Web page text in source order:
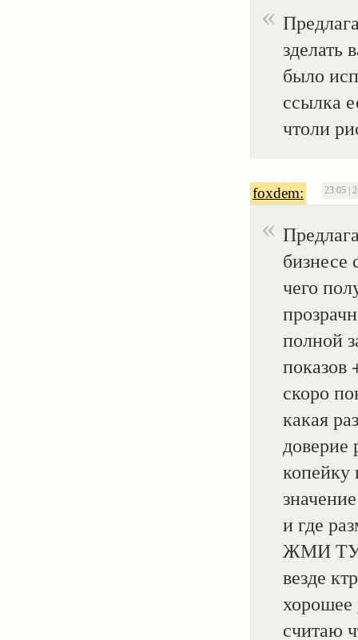
зделать
было
ссылка
чтоли
foxdem: 23:05 |
бизнесе
чего
полной
показов
скоро
какая
доверие
копейку
и где
ЖМИ ТУТ
везде
хорошее
считаю